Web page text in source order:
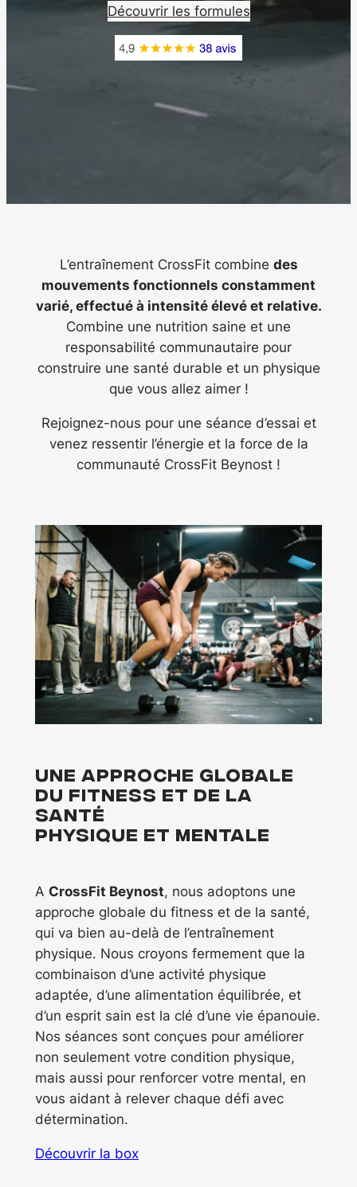
Découvrir les formules
L’entraînement CrossFit combine des
mouvements fonctionnels constamment
varié, effectué à intensité élevé et relative.
Combine une nutrition saine et une
responsabilité communautaire pour
construire une santé durable et un physique
que vous allez aimer !
Rejoignez-nous pour une séance d’essai et
venez ressentir l’énergie et la force de la
communauté CrossFit Beynost !
Une approche globale
du Fitness et de la
santé
physique et mentale
A CrossFit Beynost, nous adoptons une
approche globale du fitness et de la santé,
qui va bien au-delà de l’entraînement
physique. Nous croyons fermement que la
combinaison d’une activité physique
adaptée, d’une alimentation équilibrée, et
d’un esprit sain est la clé d’une vie épanouie.
Nos séances sont conçues pour améliorer
non seulement votre condition physique,
mais aussi pour renforcer votre mental, en
vous aidant à relever chaque défi avec
détermination.
Découvrir la box